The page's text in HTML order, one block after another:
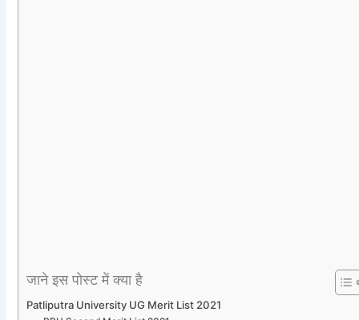
जाने इस पोस्ट में क्या है
Patliputra University UG Merit List 2021